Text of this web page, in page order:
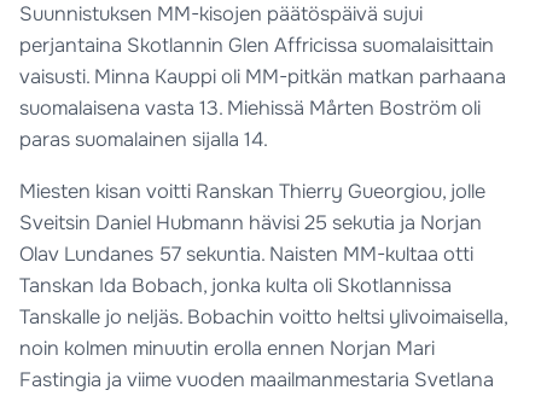
Suunnistuksen MM-kisojen päätöspäivä sujui
perjantaina Skotlannin Glen Affricissa suomalaisittain
vaisusti. Minna Kauppi oli MM-pitkän matkan parhaana
suomalaisena vasta 13. Miehissä Mårten Boström oli
paras suomalainen sijalla 14.
Miesten kisan voitti Ranskan Thierry Gueorgiou, jolle
Sveitsin Daniel Hubmann hävisi 25 sekutia ja Norjan
Olav Lundanes 57 sekuntia. Naisten MM-kultaa otti
Tanskan Ida Bobach, jonka kulta oli Skotlannissa
Tanskalle jo neljäs. Bobachin voitto heltsi ylivoimaisella,
noin kolmen minuutin erolla ennen Norjan Mari
Fastingia ja viime vuoden maailmanmestaria Svetlana